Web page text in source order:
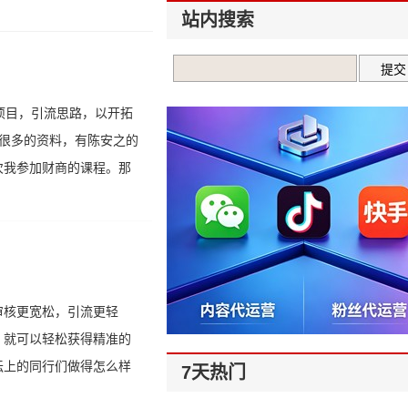
目，引流思路，以开拓
多的资料，有陈安之的
参加财商的课程。那
更宽松，引流更轻
可以轻松获得精准的
的同行们做得怎么样
站内搜索
7天热门